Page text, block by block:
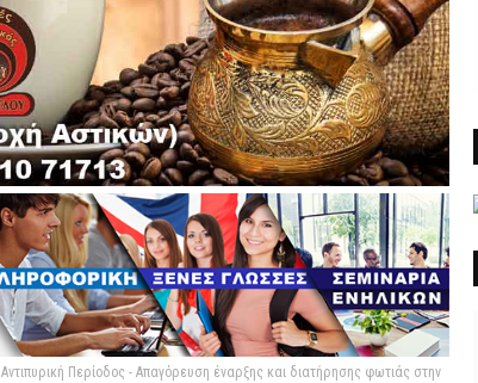
Περίοδος - Απαγόρευση έναρξης και διατήρησης φωτιάς στην